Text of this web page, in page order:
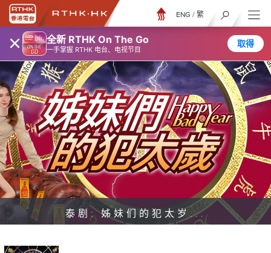
× 全新 RTHK On The Go
一手掌握 RTHK 电台、电视节目
取得
ENG / 繁
泰剧: 姊妹们的犯太岁...